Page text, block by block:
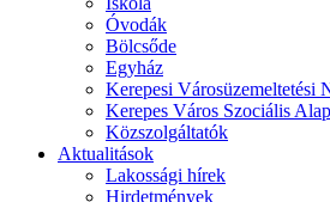
Óvodák
Bölcsőde
Egyház
Kerepesi Városüzemeltetési
Kerepes Város Szociális
Közszolgáltatók
Aktualitások
Lakossági hírek
Hirdetmények